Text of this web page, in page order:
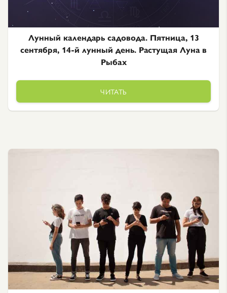
Лунный календарь садовода. Пятница, 13
сентября, 14-й лунный день. Растущая Луна в
Рыбах
ЧИТАТЬ